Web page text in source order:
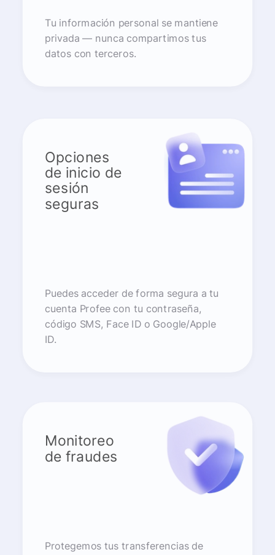
Tu información personal se mantiene
privada — nunca compartimos tus
datos con terceros.
Opciones
de inicio de
sesión
seguras
Puedes acceder de forma segura a tu
cuenta Profee con tu contraseña,
código SMS, Face ID o Google/Apple
ID.
Monitoreo
de fraudes
Protegemos tus transferencias de